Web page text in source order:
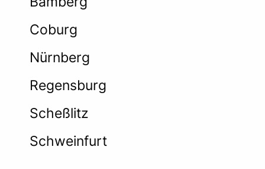
Coburg
Nürnberg
Regensburg
Scheßlitz
Schweinfurt